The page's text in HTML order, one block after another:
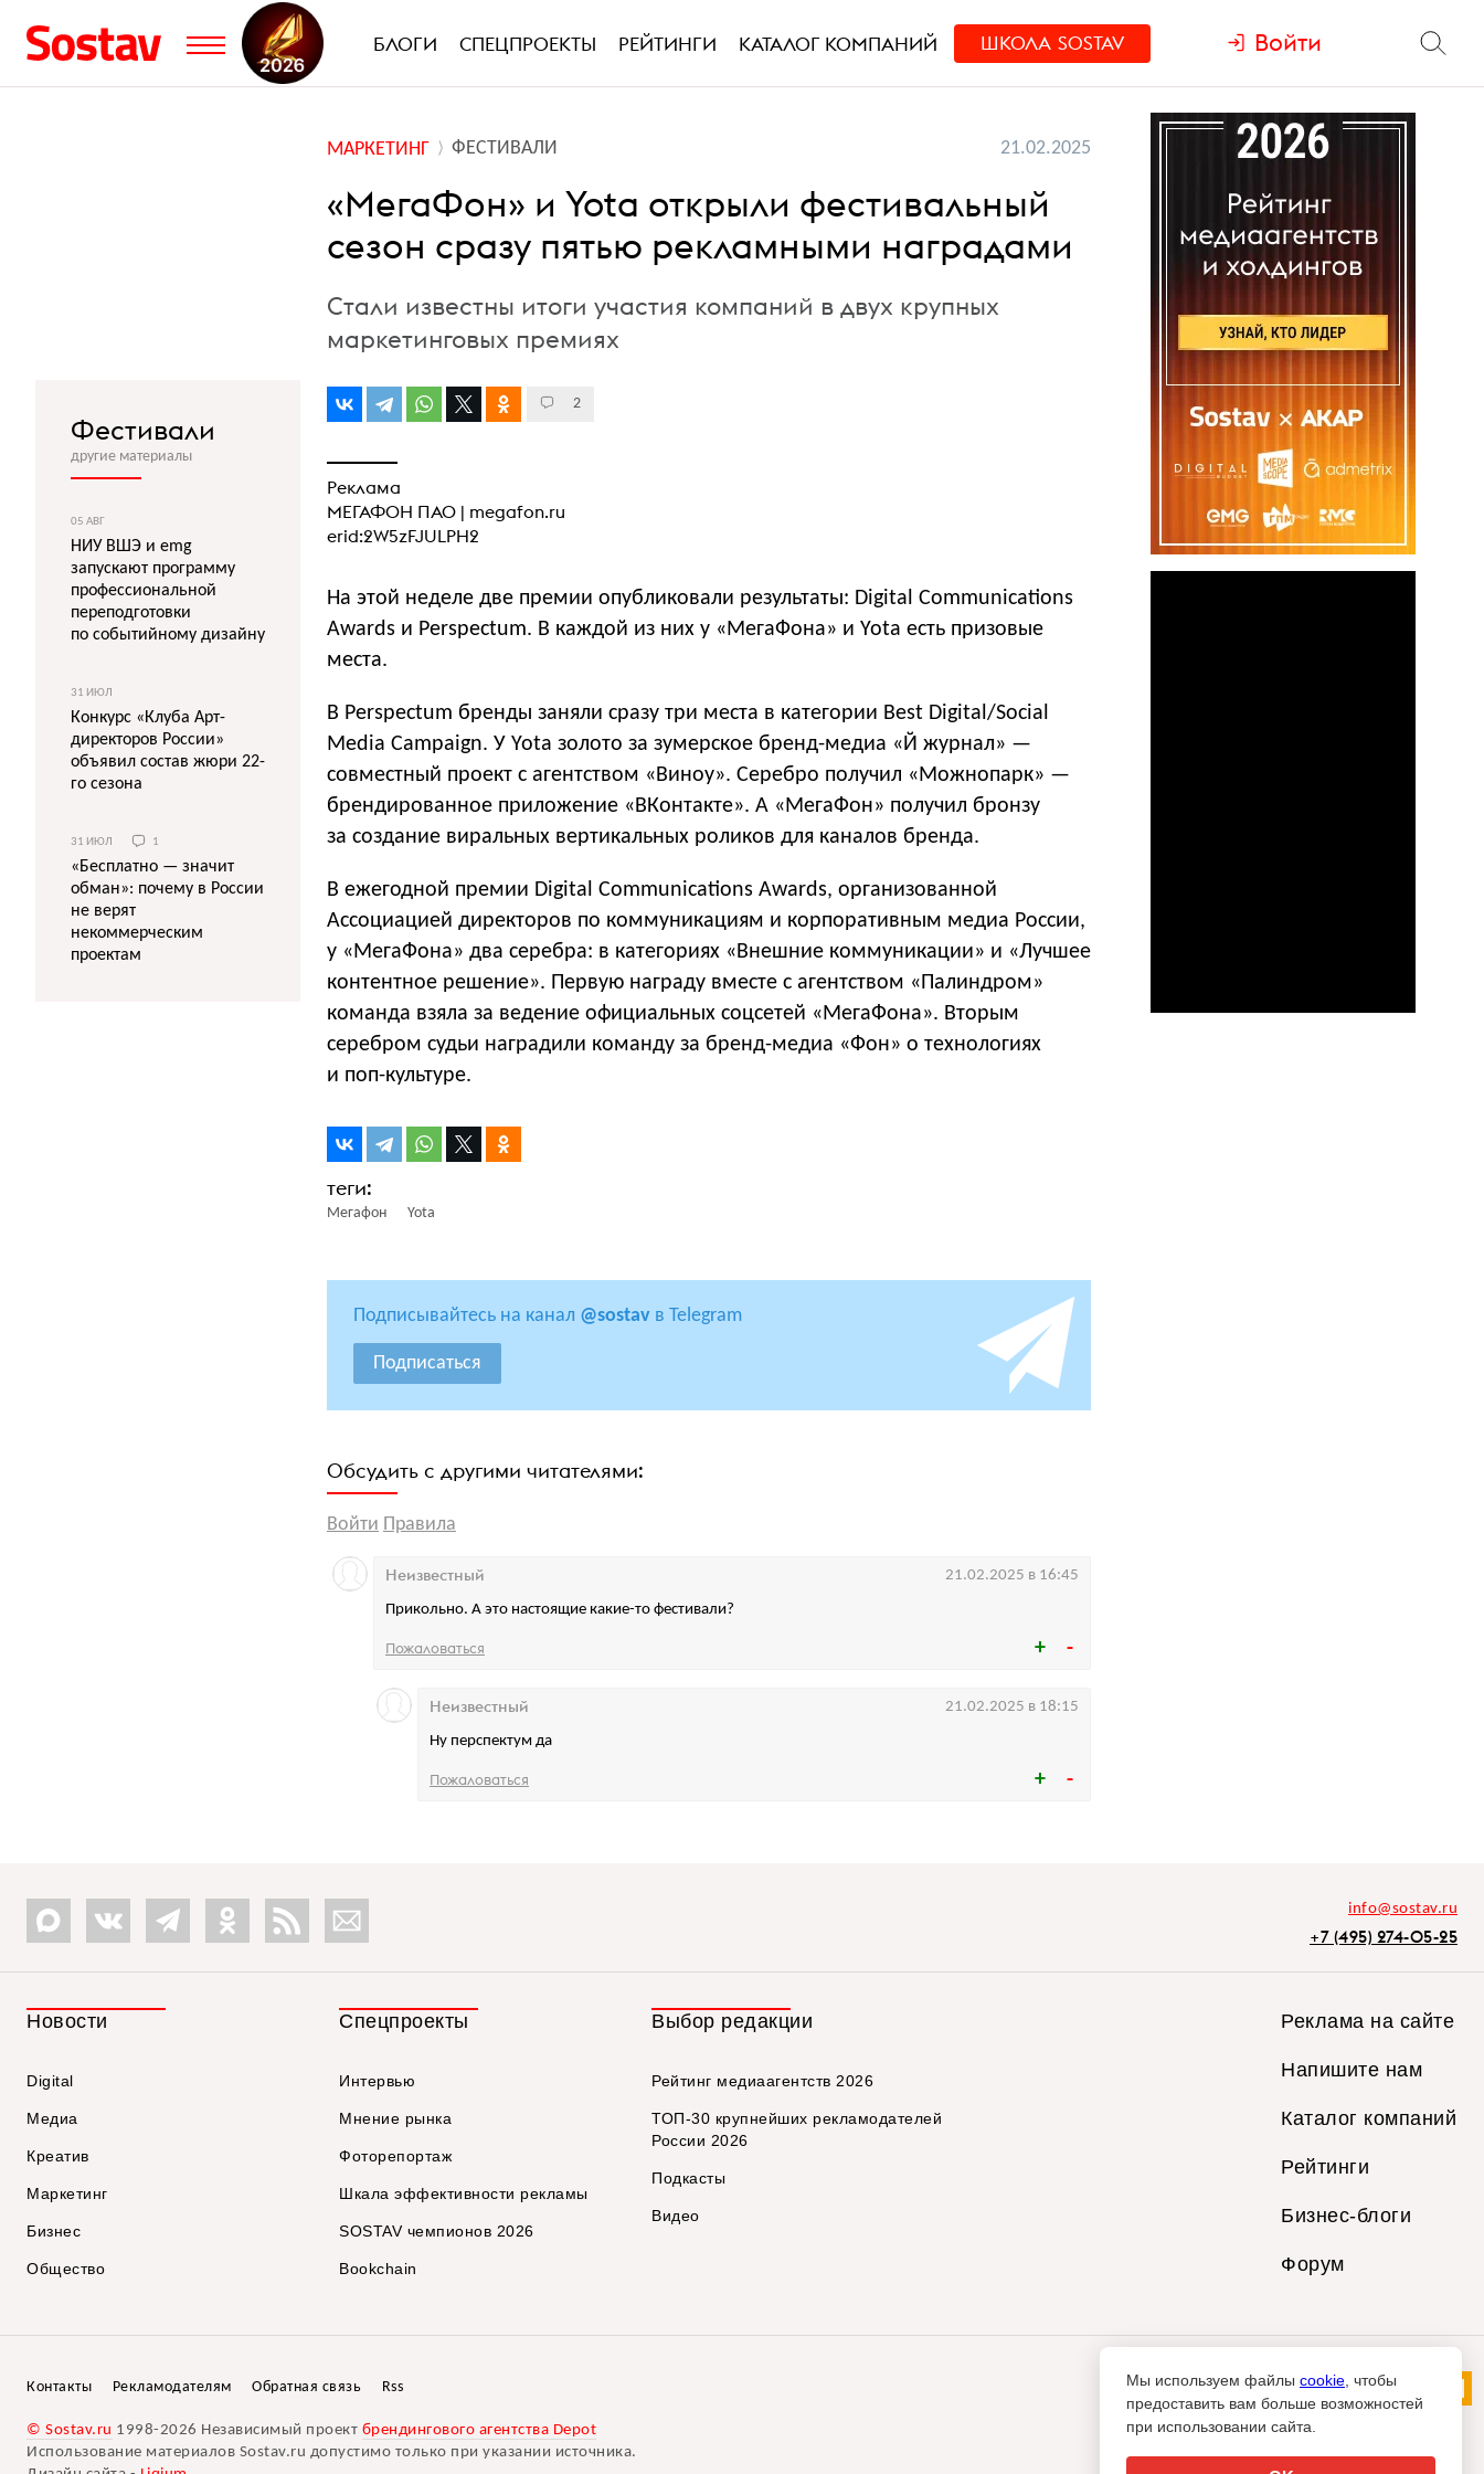
БЛОГИ СПЕЦПРОЕКТЫ РЕЙТИНГИ КАТАЛОГ КОМПАНИЙ ШКОЛА SOSTAV Войти
МАРКЕТИНГ ФЕСТИВАЛИ 21.02.2025
«МегаФон» и Yota открыли фестивальный
сезон сразу пятью рекламными наградами
Стали известны итоги участия компаний в двух крупных
маркетинговых премиях
2
Реклама
МЕГАФОН ПАО | megafon.ru
erid:2W5zFJULPH2
На этой неделе две премии опубликовали результаты: Digital Communications
Awards и Perspectum. В каждой из них у «МегаФона» и Yota есть призовые
места.
В Perspectum бренды заняли сразу три места в категории Best Digital/Social
Media Campaign. У Yota золото за зумерское бренд-медиа «Й журнал» —
совместный проект с агентством «Виноу». Серебро получил «Можнопарк» —
брендированное приложение «ВКонтакте». А «МегаФон» получил бронзу
за создание виральных вертикальных роликов для каналов бренда.
В ежегодной премии Digital Communications Awards, организованной
Ассоциацией директоров по коммуникациям и корпоративным медиа России,
у «МегаФона» два серебра: в категориях «Внешние коммуникации»‎ и «Лучшее
контентное решение». Первую награду вместе с агентством «Палиндром»
команда взяла за ведение официальных соцсетей «МегаФона». Вторым
серебром судьи наградили команду за бренд-медиа «Фон» о технологиях
и поп-культуре.
Мегафон Yota
Подписывайтесь на канал @sostav в Telegram
Подписаться
Обсудить с другими читателями:
Войти Правила
Прикольно. А это настоящие какие-то фестивали?
Неизвестный 21.02.2025 в 16:45
Пожаловаться
Ну перспектум да
Неизвестный 21.02.2025 в 18:15
Пожаловаться
Фестивали
другие материалы
05 АВГ
НИУ ВШЭ и emg
запускают программу
профессиональной
переподготовки
по событийному дизайну
31 ИЮЛ
Конкурс «Клуба Арт-
директоров России»
объявил состав жюри 22-
го сезона
31 ИЮЛ 1
«Бесплатно — значит
обман»: почему в России
не верят
некоммерческим
проектам
info@sostav.ru
+7 (495) 274-05-25
Новости
Digital
Медиа
Креатив
Маркетинг
Бизнес
Общество
Спецпроекты
Интервью
Мнение рынка
Фоторепортаж
Шкала эффективности рекламы
SOSTAV чемпионов 2026
Bookchain
Выбор редакции
Рейтинг медиаагентств 2026
ТОП-30 крупнейших рекламодателей
России 2026
Подкасты
Видео
Реклама на сайте
Напишите нам
Каталог компаний
Рейтинги
Бизнес-блоги
Форум
Контакты Рекламодателям Обратная связь Rss
© Sostav.ru 1998-2026 Независимый проект брендингового агентства Depot
Использование материалов Sostav.ru допустимо только при указании источника.
Мы используем файлы cookie , чтобы
предоставить вам больше возможностей
при использовании сайта.